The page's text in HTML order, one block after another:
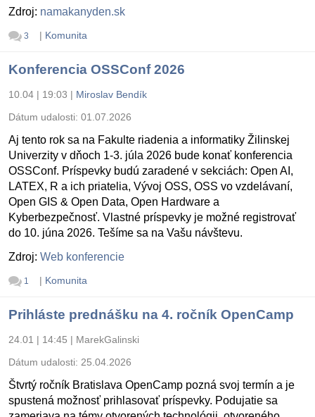
Zdroj: namakanyden.sk
3 | Komunita
Konferencia OSSConf 2026
10.04 | 19:03 | Miroslav Bendík
Dátum udalosti: 01.07.2026
Aj tento rok sa na Fakulte riadenia a informatiky Žilinskej
Univerzity v dňoch 1-3. júla 2026 bude konať konferencia
OSSConf. Príspevky budú zaradené v sekciách: Open AI,
LATEX, R a ich priatelia, Vývoj OSS, OSS vo vzdelávaní,
Open GIS & Open Data, Open Hardware a
Kyberbezpečnosť. Vlastné príspevky je možné registrovať
do 10. júna 2026. Tešíme sa na Vašu návštevu.
Zdroj: Web konferencie
1 | Komunita
Prihláste prednášku na 4. ročník OpenCamp
24.01 | 14:45 | MarekGalinski
Dátum udalosti: 25.04.2026
Štvrtý ročník Bratislava OpenCamp pozná svoj termín a je
spustená možnosť prihlasovať príspevky. Podujatie sa